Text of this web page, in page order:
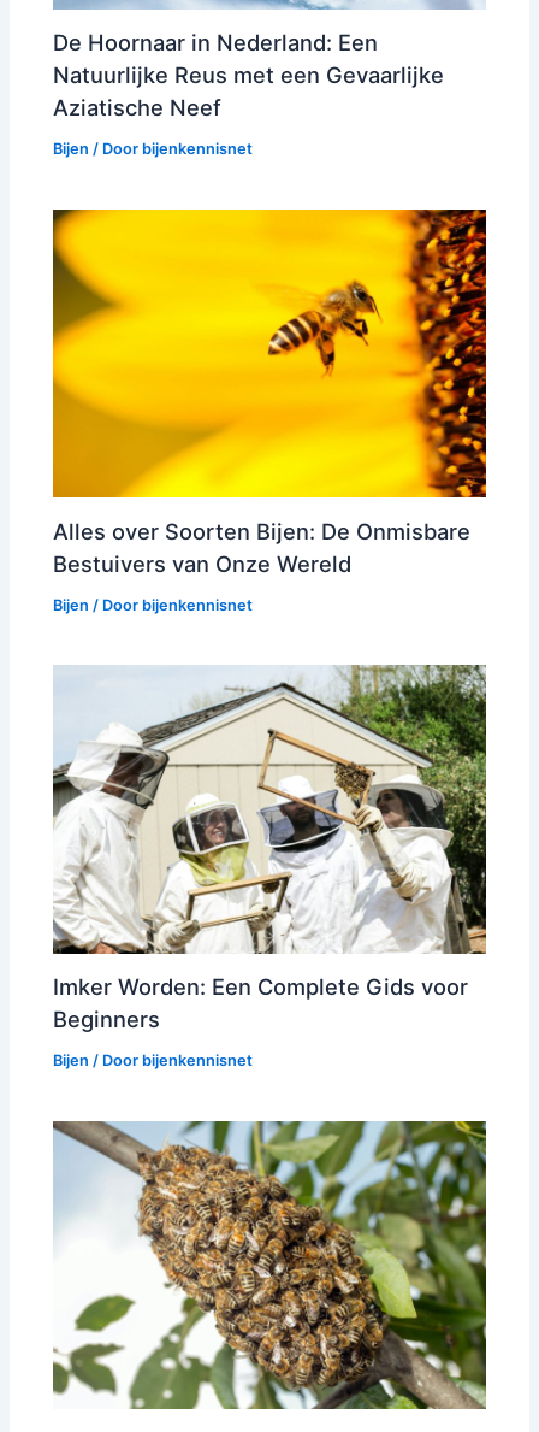
De Hoornaar in Nederland: Een
Natuurlijke Reus met een Gevaarlijke
Aziatische Neef
Bijen / Door bijenkennisnet
Alles over Soorten Bijen: De Onmisbare
Bestuivers van Onze Wereld
Bijen / Door bijenkennisnet
Imker Worden: Een Complete Gids voor
Beginners
Bijen / Door bijenkennisnet